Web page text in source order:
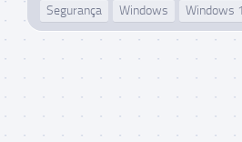
Segurança Windows Windows